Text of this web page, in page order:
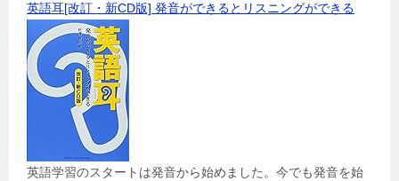
英語耳[改訂・新CD版] 発音ができるとリスニングができる
英語学習のスタートは発音から始めました。今でも発音を始